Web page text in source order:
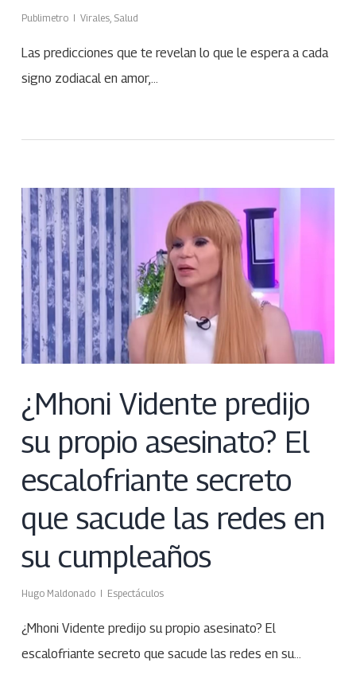
Publimetro Virales, Salud
Las predicciones que te revelan lo que le espera a cada
signo zodiacal en amor,…
¿Mhoni Vidente predijo
su propio asesinato? El
escalofriante secreto
que sacude las redes en
su cumpleaños
Hugo Maldonado Espectáculos
¿Mhoni Vidente predijo su propio asesinato? El
escalofriante secreto que sacude las redes en su…